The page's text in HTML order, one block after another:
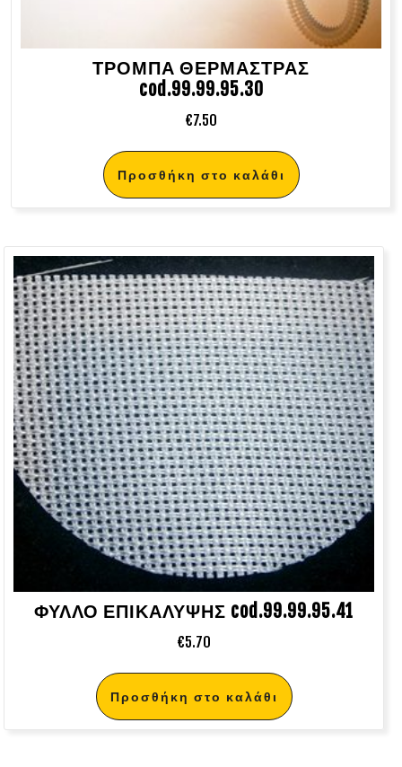
ΤΡΟΜΠΑ ΘΕΡΜΑΣΤΡΑΣ
cod.99.99.95.30
€7.50
Προσθήκη στο καλάθι
ΦΥΛΛΟ ΕΠΙΚΑΛΥΨΗΣ cod.99.99.95.41
€5.70
Προσθήκη στο καλάθι